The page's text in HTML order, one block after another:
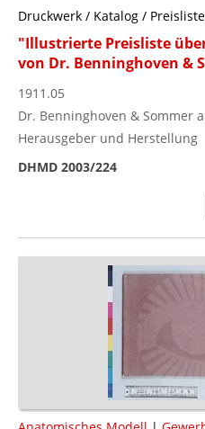
Druckwerk / Katalog / Preisliste
"Illustrierte Preisliste
von Dr. Benninghoven &
1911.05
Dr. Benninghoven & Sommer
Herausgeber und Herstellung
DHMD 2003/224